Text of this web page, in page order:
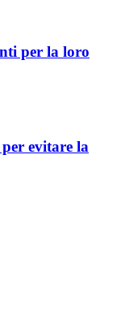
per la loro
evitare la